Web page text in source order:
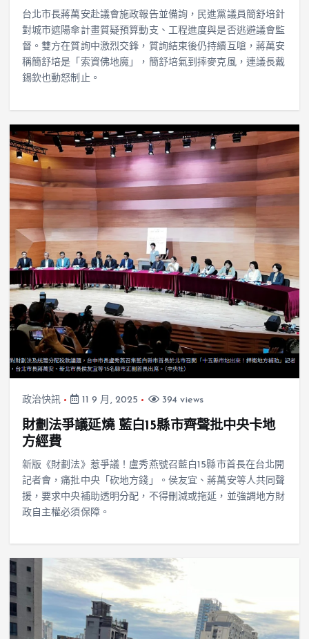
台北市長蔣萬安赴議會施政報告並備詢，民進黨議員簡舒培針
對城市遮陽傘計畫質疑預算動支、工程進度與是否逃避議會監
督。雙方在質詢中激烈交鋒，質詢結束後仍持續互嗆，蔣萬安
稱簡舒培是「索資佛地魔」，簡舒培氣到摔麥克風，連議長戴
錫欽也動怒制止。
政治快訊 11 9 月, 2025 394 views
財劃法爭議延燒 藍白15縣市齊聲批中央卡地
方經費
新版《財劃法》惹爭議！盧秀燕號召藍白15縣市首長在台北開
記者會，痛批中央「砍地方錢」。侯友宜、蔣萬安等人共同聲
援，要求中央補助透明分配，不得刪減或拖延，並強調地方財
政自主權必須保障。